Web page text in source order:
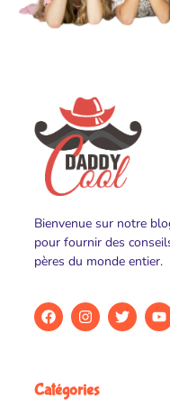
Bienvenue sur notre
pour fournir des
pères du monde entier.
Catégories